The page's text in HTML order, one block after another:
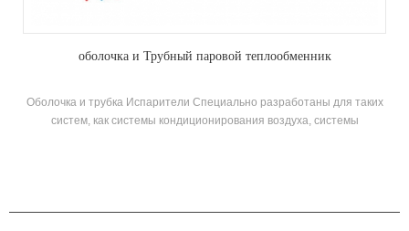
оболочка и Трубный паровой теплообменник
Оболочка и трубка Испарители Специально разработаны для таких
систем, как системы кондиционирования воздуха, системы